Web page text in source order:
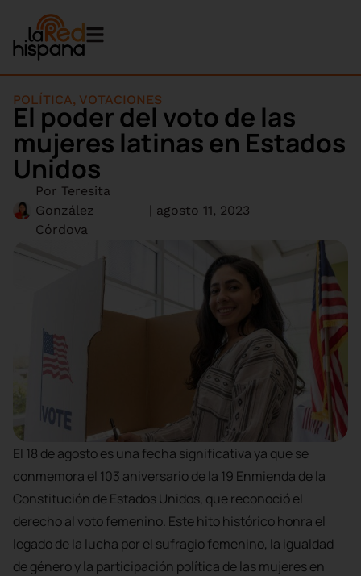
POLÍTICA, VOTACIONES
El poder del voto de las
mujeres latinas en Estados
Unidos
Por Teresita
González
Córdova
| agosto 11, 2023
El 18 de agosto es una fecha significativa ya que se
conmemora el 103 aniversario de la 19 Enmienda de la
Constitución de Estados Unidos, que reconoció el
derecho al voto femenino. Este hito histórico honra el
legado de la lucha por el sufragio femenino, la igualdad
de género y la participación política de las mujeres en